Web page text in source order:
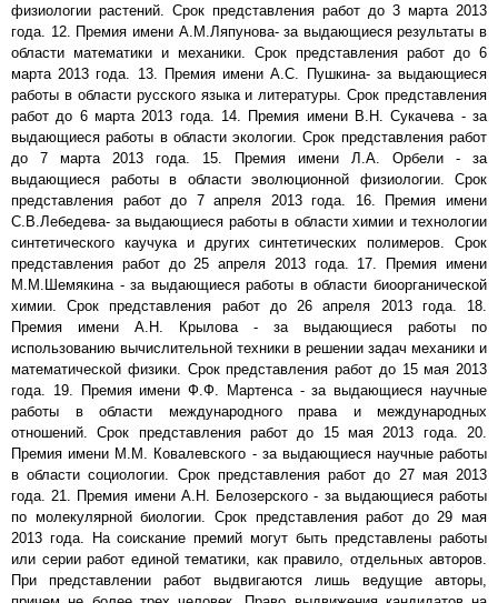
физиологии растений. Срок представления работ до 3 марта 2013
года. 12. Премия имени А.М.Ляпунова- за выдающиеся результаты в
области математики и механики. Срок представления работ до 6
марта 2013 года. 13. Премия имени А.С. Пушкина- за выдающиеся
работы в области русского языка и литературы. Срок представления
работ до 6 марта 2013 года. 14. Премия имени В.Н. Сукачева - за
выдающиеся работы в области экологии. Срок представления работ
до 7 марта 2013 года. 15. Премия имени Л.А. Орбели - за
выдающиеся работы в области эволюционной физиологии. Срок
представления работ до 7 апреля 2013 года. 16. Премия имени
С.В.Лебедева- за выдающиеся работы в области химии и технологии
синтетического каучука и других синтетических полимеров. Срок
представления работ до 25 апреля 2013 года. 17. Премия имени
М.М.Шемякина - за выдающиеся работы в области биоорганической
химии. Срок представления работ до 26 апреля 2013 года. 18.
Премия имени А.Н. Крылова - за выдающиеся работы по
использованию вычислительной техники в решении задач механики и
математической физики. Срок представления работ до 15 мая 2013
года. 19. Премия имени Ф.Ф. Мартенса - за выдающиеся научные
работы в области международного права и международных
отношений. Срок представления работ до 15 мая 2013 года. 20.
Премия имени М.М. Ковалевского - за выдающиеся научные работы
в области социологии. Срок представления работ до 27 мая 2013
года. 21. Премия имени А.Н. Белозерского - за выдающиеся работы
по молекулярной биологии. Срок представления работ до 29 мая
2013 года. На соискание премий могут быть представлены работы
или серии работ единой тематики, как правило, отдельных авторов.
При представлении работ выдвигаются лишь ведущие авторы,